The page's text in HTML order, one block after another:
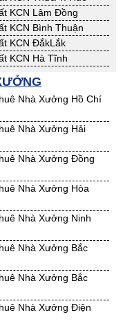
KCN Lâm Đồng
KCN Bình Thuận
KCN ĐắkLắk
KCN Hà Tĩnh
KCN Nghệ An
KCN Phú Yên
KCN Quảng Nam
KCN Bà Rịa - VT
KCN An Giang
KCN Bến Tre
KCN Cà Mau
KCN Hậu Giang
KCN Long An
KCN Tây Ninh
KCN Trà Vinh
KCN Hải Dương
KCN Quảng Ninh
Nhà Xưởng Hồ Chí
Nhà Xưởng Hải
Nhà Xưởng Đồng
Nhà Xưởng Hòa
Nhà Xưởng Ninh
Nhà Xưởng Bắc
Nhà Xưởng Bắc
Nhà Xưởng Điện